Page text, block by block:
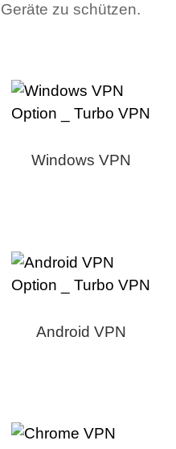
zu schützen.
Windows VPN
Android VPN